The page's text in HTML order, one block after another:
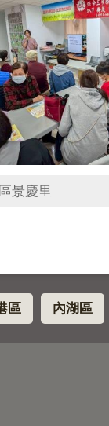
景慶里
區 內湖區